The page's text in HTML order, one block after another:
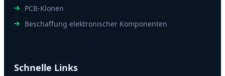
PCB-Klonen
Beschaffung elektronischer Komponenten
Schnelle Links